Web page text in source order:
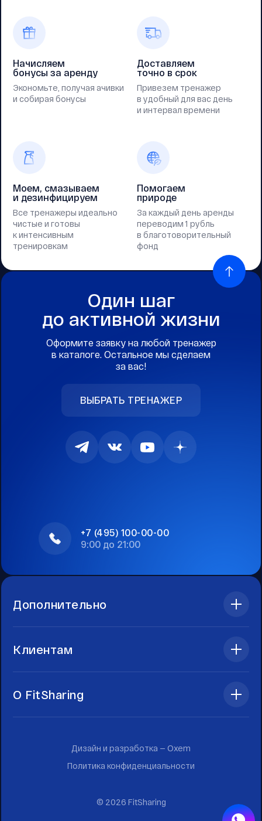
Начисляем
бонусы за аренду
Экономьте, получая ачивки
и собирая бонусы
Доставляем
точно в срок
Привезем тренажер
в удобный для вас день
и интервал времени
Моем, смазываем
и дезинфицируем
Все тренажеры идеально
чистые и готовы
к интенсивным
тренировкам
Помогаем
природе
За каждый день аренды
переводим 1 рубль
в благотоворительный
фонд
Один шаг
до активной жизни
Оформите заявку на любой тренажер
в каталоге. Остальное мы сделаем
за вас!
ВЫБРАТЬ ТРЕНАЖЕР
+7 (495) 100-00-00
9:00 до 21:00
Дополнительно
Клиентам
О FitSharing
© 2026 FitSharing
Политика конфиденциальности
Дизайн и разработка — Oxem